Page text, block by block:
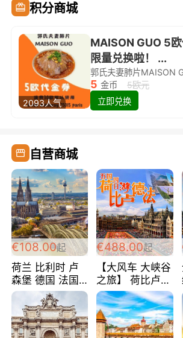
积分商城
2093人气
MAISON GUO 5
限量兑换啦！ ...
5 金币
5欧元
立即兑换
自营商城
€108.00起
荷兰 比利时 卢
森堡 德国 法国
超爽玩遍西欧 循
环线 全程四星宾
馆 108欧/人/天
€488.00起
【大风车 大峡谷
之旅】 荷比卢德
法 巴黎上下 经
典五国四日游
488欧/人